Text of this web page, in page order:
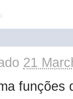
21
funções